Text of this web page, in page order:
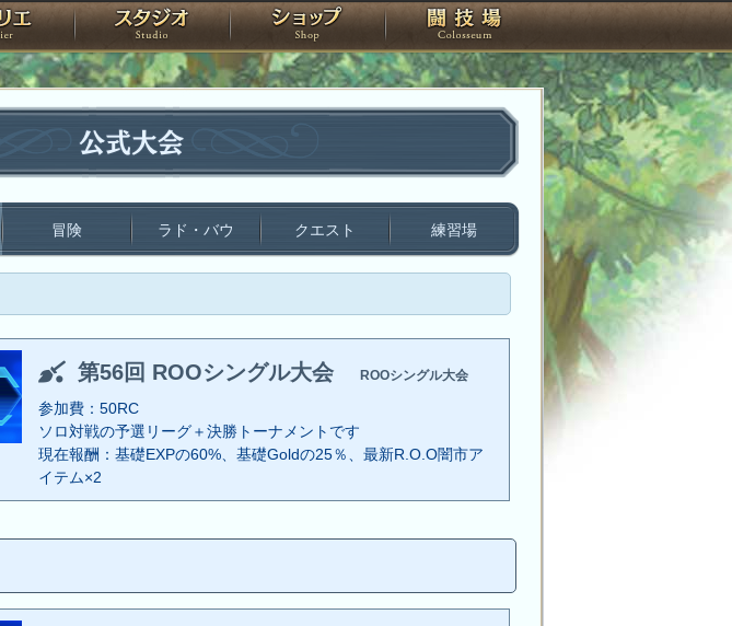
アトリエ スタジオ ショップ 闘技場
公式大会
冒険 ラド・バウ クエスト 練習場
第56回 ROOシングル大会 ROOシングル大会
参加費：50RC
ソロ対戦の予選リーグ＋決勝トーナメントです
現在報酬：基礎EXPの60%、基礎Goldの25％、最新R.O.O闇市ア
イテム×2